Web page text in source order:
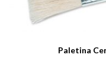
Paletina